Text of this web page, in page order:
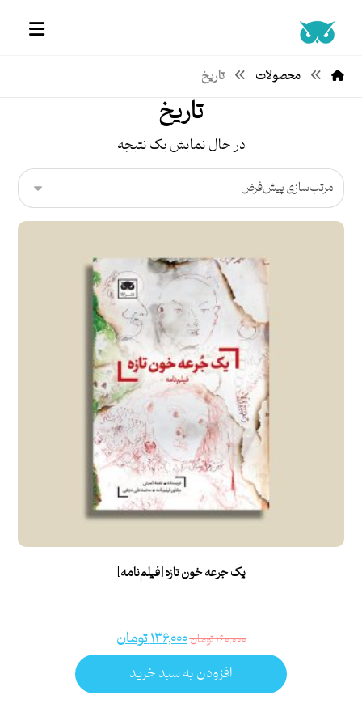
محصولات تاریخ
تاریخ
در حال نمایش یک نتیجه
یک جرعه خون تازه [فیلم‌نامه]
۱۶۰,۰۰۰تومان۱۳۶,۰۰۰تومان
افزودن به سبد خرید